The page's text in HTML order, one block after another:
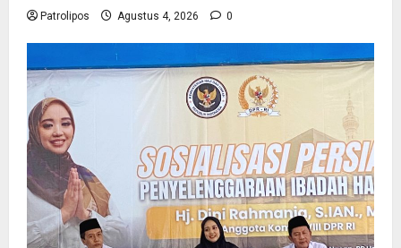
Patrolipos Agustus 4, 2026 0